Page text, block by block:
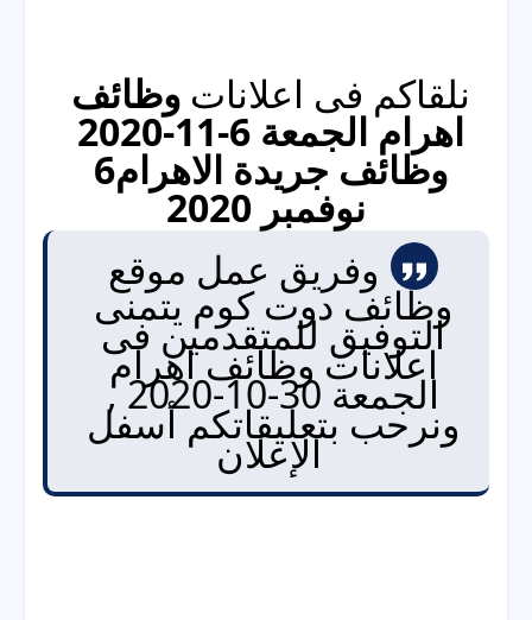
نلقاكم فى اعلانات
اهرام الجمعة 6-11-2020
نوفمبر 2020
التوفيق للمتقدمين فى
اعلانات وظائف اهرام
الإعلان